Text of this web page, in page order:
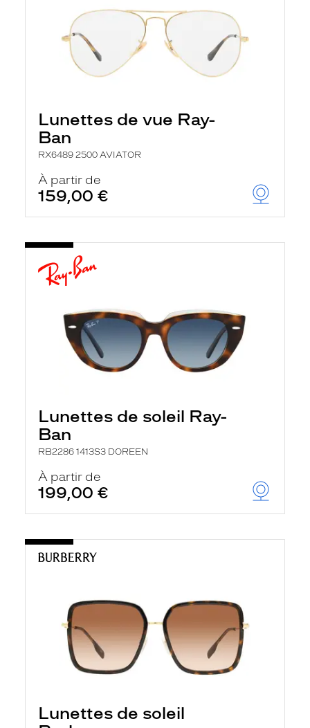
Lunettes de vue Ray-
Ban
RX6489 2500 AVIATOR
À partir de
159,00 €
Lunettes de soleil Ray-
Ban
RB2286 1413S3 DOREEN
À partir de
199,00 €
Lunettes de soleil